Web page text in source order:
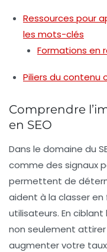
Ressources pour
les mots-clés
Formations en
Piliers du contenu
Comprendre
en SEO
Dans le domaine du
comme des signaux
permettent de
aident à la classer
utilisateurs. En ciblant
non seulement attirer
augmenter votre